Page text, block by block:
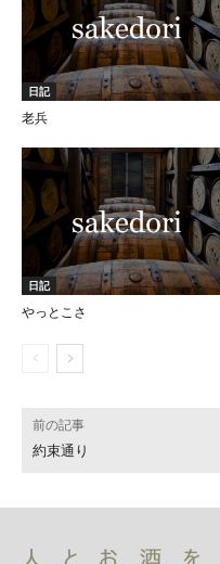
日記
老兵
日記
やっとこさ
前の記事
約束通り